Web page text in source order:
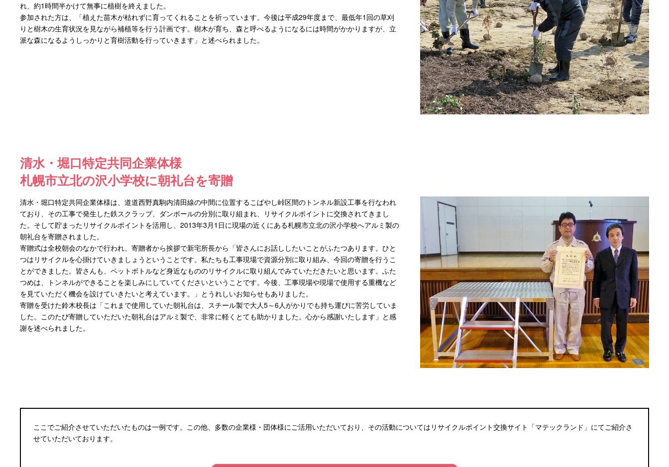
れ、約1時間半かけて無事に植樹を終えました。
参加された方は、「植えた苗木が枯れずに育ってくれることを祈っています。今後は平成29年度まで、最低年1回の草刈
りと樹木の生育状況を見ながら補植等を行う計画です。樹木が育ち、森と呼べるようになるには時間がかかりますが、立
派な森になるようしっかりと育樹活動を行っていきます」と述べられました。
清水・堀口特定共同企業体様
札幌市立北の沢小学校に朝礼台を寄贈
清水・堀口特定共同企業体様は、道道西野真駒内清田線の中間に位置するこばやし峠区間のトンネル新設工事を行なわれ
ており、その工事で発生した鉄スクラップ、ダンボールの分別に取り組まれ、リサイクルポイントに交換されてきまし
た。そして貯まったリサイクルポイントを活用し、2013年3月1日に現場の近くにある札幌市立北の沢小学校へアルミ製の
朝礼台を寄贈されました。
寄贈式は全校朝会のなかで行われ、寄贈者から挨拶で新宅所長から「皆さんにお話ししたいことがふたつあります。ひと
つはリサイクルを心掛けていきましょうということです。私たちも工事現場で資源分別に取り組み、今回の寄贈を行うこ
とができました。皆さんも、ペットボトルなど身近なもののリサイクルに取り組んでみていただきたいと思います。ふた
つめは、トンネルができることを楽しみにしていてくださいということです。今後、工事現場や現場で使用する重機など
を見ていただく機会を設けていきたいと考えています。」とうれしいお知らせもありました。
寄贈を受けた鈴木校長は「これまで使用していた朝礼台は、スチール製で大人5～6人がかりでも持ち運びに苦労していま
した。このたび寄贈していただいた朝礼台はアルミ製で、非常に軽くとても助かりました。心から感謝いたします」と感
謝を述べられました。
ここでご紹介させていただいたものは一例です。この他、多数の企業様・団体様にご活用いただいており、その活動についてはリサイクルポイント交換サイト 「マテックランド」 にてご紹介さ
せていただいております。